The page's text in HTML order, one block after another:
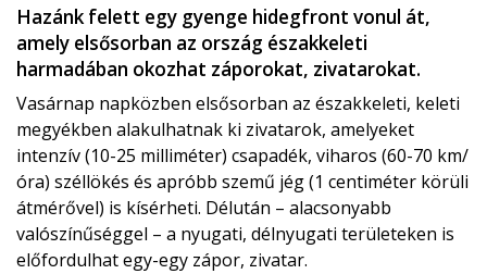
Hazánk felett egy gyenge hidegfront vonul át,
amely elsősorban az ország északkeleti
harmadában okozhat záporokat, zivatarokat.
Vasárnap napközben elsősorban az északkeleti, keleti
megyékben alakulhatnak ki zivatarok, amelyeket
intenzív (10-25 milliméter) csapadék, viharos (60-70 km/
óra) széllökés és apróbb szemű jég (1 centiméter körüli
átmérővel) is kísérheti. Délután – alacsonyabb
valószínűséggel – a nyugati, délnyugati területeken is
előfordulhat egy-egy zápor, zivatar.